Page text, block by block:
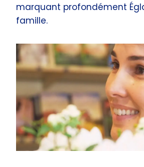
marquant profondément
famille.